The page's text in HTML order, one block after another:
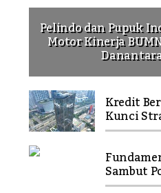
Pelindo dan Pupuk
Motor Kinerja
Kredit
Kunci
Sambut